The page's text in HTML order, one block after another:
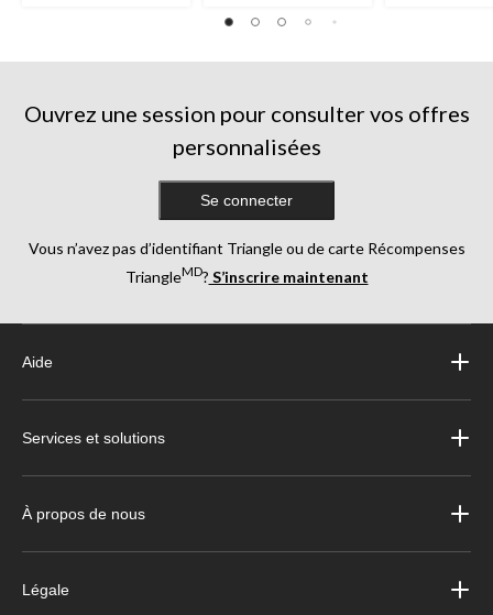
Ouvrez une session pour consulter vos offres
personnalisées
Se connecter
Vous n’avez pas d’identifiant Triangle ou de carte Récompenses
TriangleMD? S’inscrire maintenant
Aide
Services et solutions
À propos de nous
Légale